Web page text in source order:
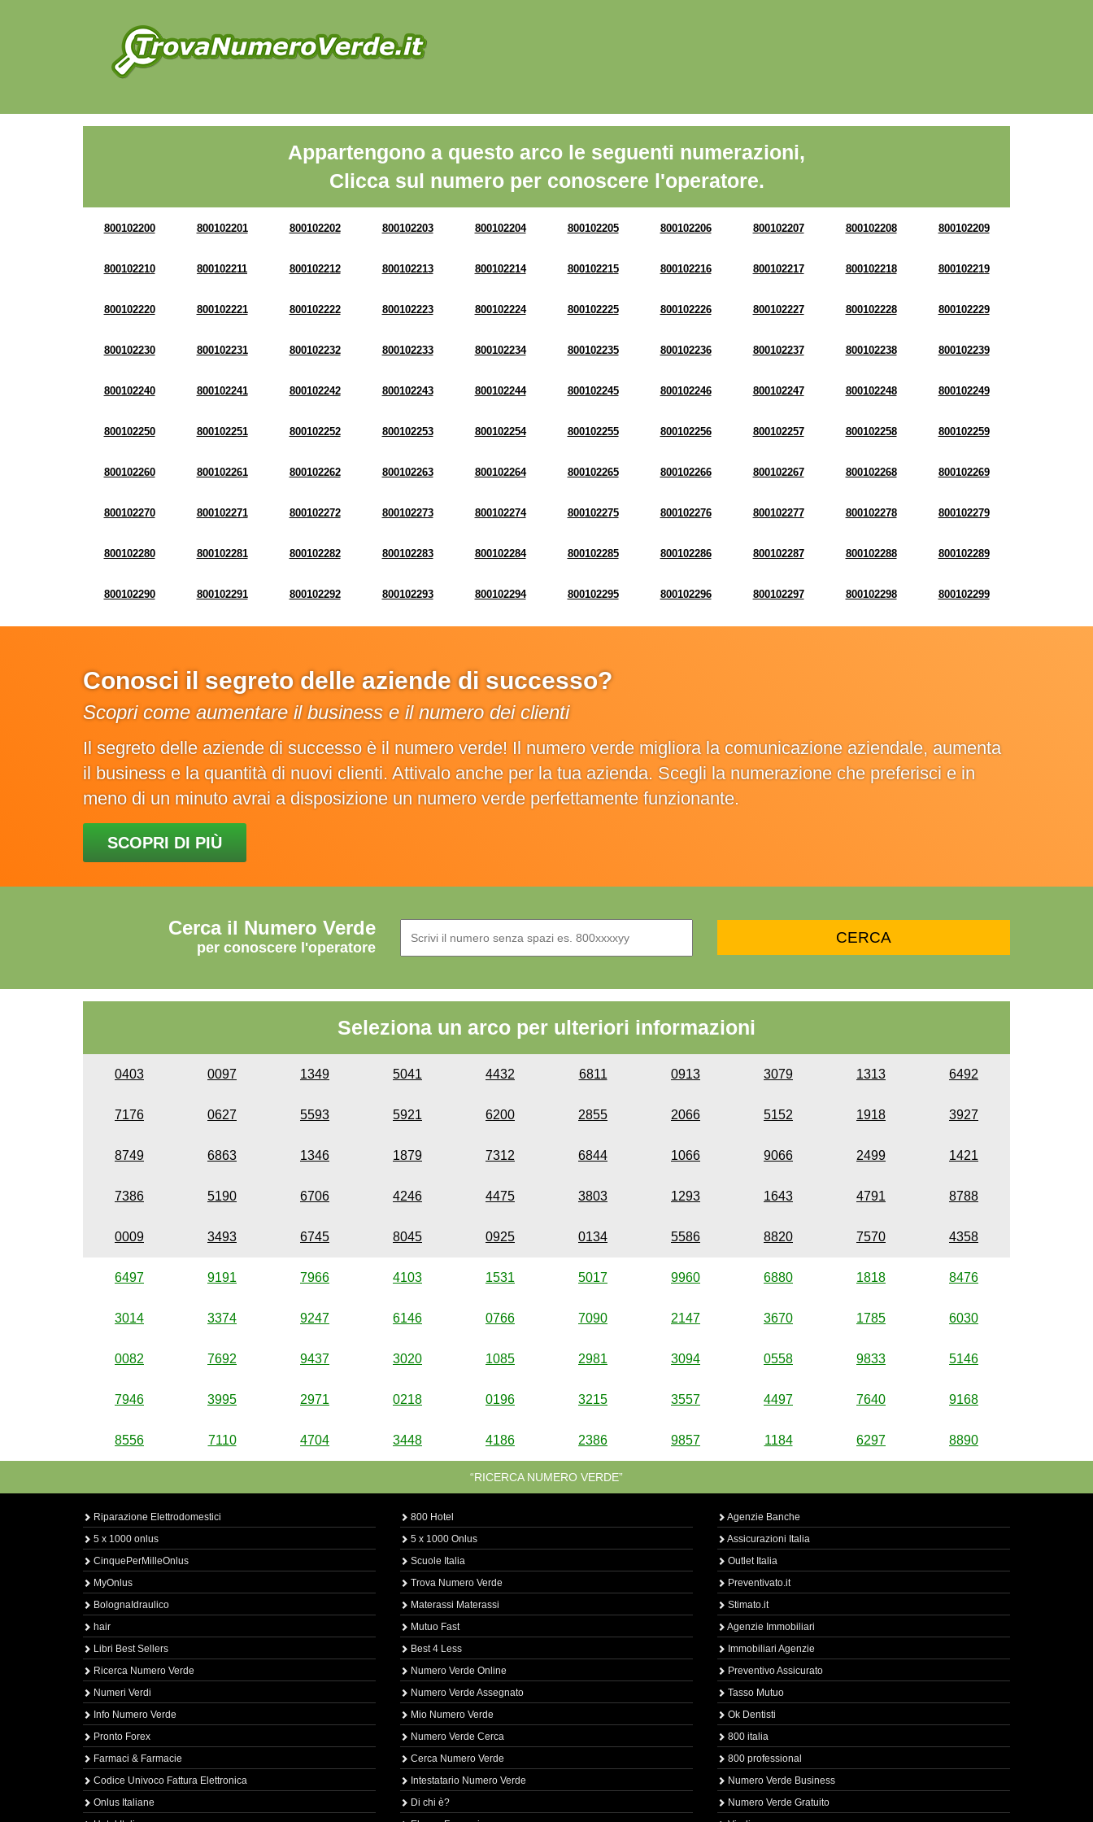
Appartengono a questo arco le seguenti numerazioni,
Clicca sul numero per conoscere l'operatore.
800102200 800102201 800102202 800102203 800102204 800102205 800102206 800102207 800102208 800102209
800102210 800102211 800102212 800102213 800102214 800102215 800102216 800102217 800102218 800102219
800102220 800102221 800102222 800102223 800102224 800102225 800102226 800102227 800102228 800102229
800102230 800102231 800102232 800102233 800102234 800102235 800102236 800102237 800102238 800102239
800102240 800102241 800102242 800102243 800102244 800102245 800102246 800102247 800102248 800102249
800102250 800102251 800102252 800102253 800102254 800102255 800102256 800102257 800102258 800102259
800102260 800102261 800102262 800102263 800102264 800102265 800102266 800102267 800102268 800102269
800102270 800102271 800102272 800102273 800102274 800102275 800102276 800102277 800102278 800102279
800102280 800102281 800102282 800102283 800102284 800102285 800102286 800102287 800102288 800102289
800102290 800102291 800102292 800102293 800102294 800102295 800102296 800102297 800102298 800102299
Conosci il segreto delle aziende di successo?
Scopri come aumentare il business e il numero dei clienti
Il segreto delle aziende di successo è il numero verde! Il numero verde migliora la comunicazione aziendale, aumenta
il business e la quantità di nuovi clienti. Attivalo anche per la tua azienda. Scegli la numerazione che preferisci e in
meno di un minuto avrai a disposizione un numero verde perfettamente funzionante.
SCOPRI DI PIÙ
Cerca il Numero Verde
per conoscere l'operatore
Seleziona un arco per ulteriori informazioni
0403 0097 1349 5041 4432 6811 0913 3079 1313 6492
7176 0627 5593 5921 6200 2855 2066 5152 1918 3927
8749 6863 1346 1879 7312 6844 1066 9066 2499 1421
7386 5190 6706 4246 4475 3803 1293 1643 4791 8788
0009 3493 6745 8045 0925 0134 5586 8820 7570 4358
6497 9191 7966 4103 1531 5017 9960 6880 1818 8476
3014 3374 9247 6146 0766 7090 2147 3670 1785 6030
0082 7692 9437 3020 1085 2981 3094 0558 9833 5146
7946 3995 2971 0218 0196 3215 3557 4497 7640 9168
8556 7110 4704 3448 4186 2386 9857 1184 6297 8890
“RICERCA NUMERO VERDE”
Riparazione Elettrodomestici
5 x 1000 onlus
CinquePerMilleOnlus
MyOnlus
BolognaIdraulico
hair
Libri Best Sellers
Ricerca Numero Verde
Numeri Verdi
Info Numero Verde
Pronto Forex
Farmaci & Farmacie
Codice Univoco Fattura Elettronica
Onlus Italiane
800 Hotel
5 x 1000 Onlus
Scuole Italia
Trova Numero Verde
Materassi Materassi
Mutuo Fast
Best 4 Less
Numero Verde Online
Numero Verde Assegnato
Mio Numero Verde
Numero Verde Cerca
Cerca Numero Verde
Intestatario Numero Verde
Di chi è?
Agenzie Banche
Assicurazioni Italia
Outlet Italia
Preventivato.it
Stimato.it
Agenzie Immobiliari
Immobiliari Agenzie
Preventivo Assicurato
Tasso Mutuo
Ok Dentisti
800 italia
800 professional
Numero Verde Business
Numero Verde Gratuito